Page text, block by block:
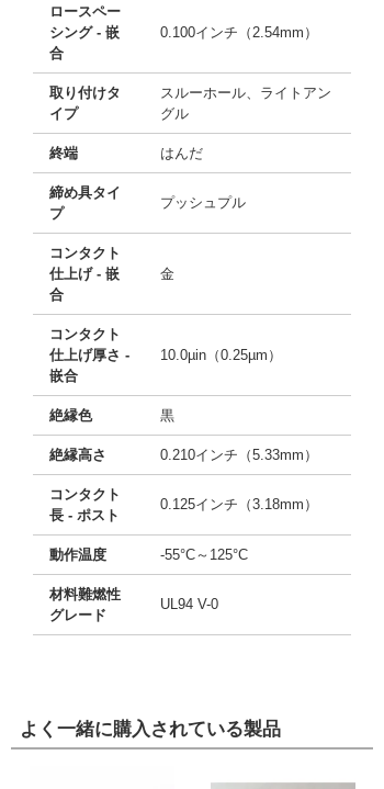
ロースペー
シング - 嵌
合
0.100インチ（2.54mm）
取り付けタ
イプ
スルーホール、ライトアン
グル
終端 はんだ
締め具タイ
プ
プッシュプル
コンタクト
仕上げ - 嵌
合
金
コンタクト
仕上げ厚さ -
嵌合
10.0µin（0.25µm）
絶縁色 黒
絶縁高さ 0.210インチ（5.33mm）
コンタクト
長 - ポスト
0.125インチ（3.18mm）
動作温度 -55°C～125°C
材料難燃性
グレード
UL94 V-0
よく一緒に購入されている製品